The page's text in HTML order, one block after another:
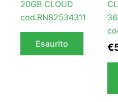
20GB CLOUD
cod.RN82534311
Esaurito €